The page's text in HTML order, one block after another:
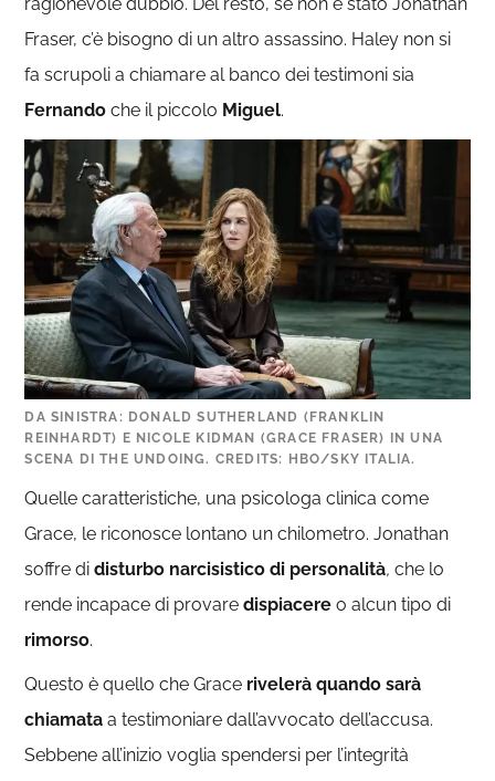
Fraser, c’è bisogno di un altro assassino. Haley non si
fa scrupoli a chiamare al banco dei testimoni sia
Fernando che il piccolo Miguel.
DA SINISTRA: DONALD SUTHERLAND (FRANKLIN
REINHARDT) E NICOLE KIDMAN (GRACE FRASER) IN UNA
SCENA DI THE UNDOING. CREDITS: HBO/SKY ITALIA.
Quelle caratteristiche, una psicologa clinica come
Grace, le riconosce lontano un chilometro. Jonathan
soffre didisturbo narcisistico di personalità, che lo
rende incapace di provaredispiacere o alcun tipo di
rimorso.
Questo è quello che Grace rivelerà quando sarà
chiamata a testimoniare dall’avvocato dell’accusa.
Sebbene all’inizio voglia spendersi per l’integrità